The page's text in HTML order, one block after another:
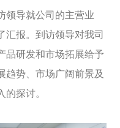
领导就公司的主营业
汇报。到访领导对我司
品研发和市场拓展给予
趋势、市场广阔前景及
探讨。